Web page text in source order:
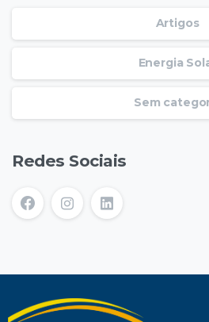
Artigos
Energia
Sem
Redes Sociais